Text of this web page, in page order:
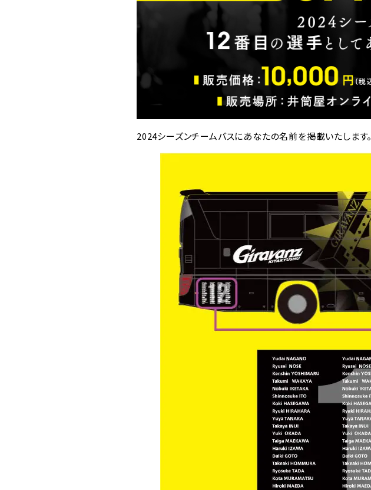
2024シーズンチームバスにあなたの名前を掲載いたします。